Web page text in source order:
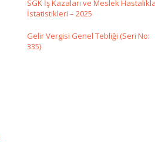
SGK İş Kazaları ve Meslek
İstatistikleri – 2025
Gelir Vergisi Genel Tebliği (Seri No:
335)